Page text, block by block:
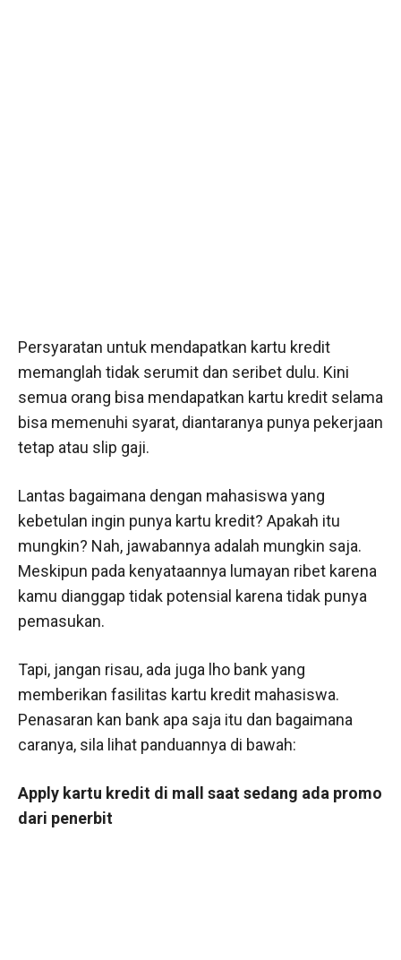
Persyaratan untuk mendapatkan kartu kredit
memanglah tidak serumit dan seribet dulu. Kini
semua orang bisa mendapatkan kartu kredit selama
bisa memenuhi syarat, diantaranya punya pekerjaan
tetap atau slip gaji.
Lantas bagaimana dengan mahasiswa yang
kebetulan ingin punya kartu kredit? Apakah itu
mungkin? Nah, jawabannya adalah mungkin saja.
Meskipun pada kenyataannya lumayan ribet karena
kamu dianggap tidak potensial karena tidak punya
pemasukan.
Tapi, jangan risau, ada juga lho bank yang
memberikan fasilitas kartu kredit mahasiswa.
Penasaran kan bank apa saja itu dan bagaimana
caranya, sila lihat panduannya di bawah:
Apply kartu kredit di mall saat sedang ada promo
dari penerbit